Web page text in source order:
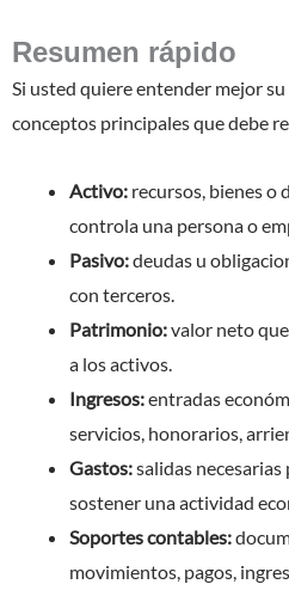
Resumen rápido
Si usted quiere entender mejor
conceptos principales que debe
Activo: recursos, bienes o
controla una persona o
Pasivo:deudas u
con terceros.
Patrimonio:valor neto
a los activos.
Ingresos:entradas
servicios, honorarios,
Gastos:salidas
sostener una actividad
Soportes contables:
movimientos, pagos,